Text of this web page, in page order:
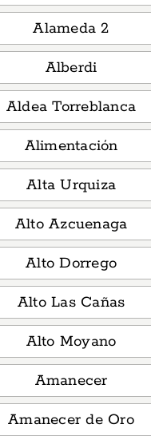
Alameda 2
Alberdi
Aldea Torreblanca
Alimentación
Alta Urquiza
Alto Azcuenaga
Alto Dorrego
Alto Las Cañas
Alto Moyano
Amanecer
Amanecer de Oro